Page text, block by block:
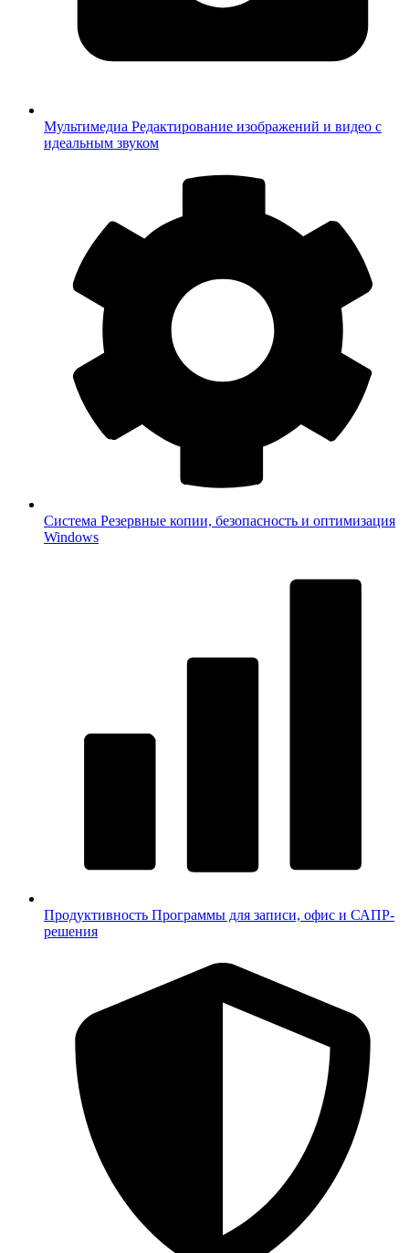
Мультимедиа Редактирование изображений и видео с
идеальным звуком
Система Резервные копии, безопасность и оптимизация
Windows
Продуктивность Программы для записи, офис и САПР-
решения